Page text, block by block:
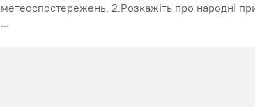
метеоспостережень. 2.Розкажіть про народні
...